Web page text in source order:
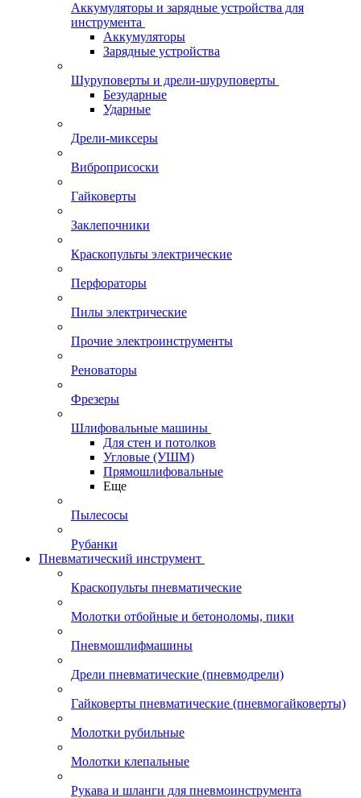
Аккумуляторы и зарядные устройства для
инструмента
Аккумуляторы
Зарядные устройства
Шуруповерты и дрели-шуруповерты
Безударные
Ударные
Дрели-миксеры
Виброприсоски
Гайковерты
Заклепочники
Краскопульты электрические
Перфораторы
Пилы электрические
Прочие электроинструменты
Реноваторы
Фрезеры
Шлифовальные машины
Для стен и потолков
Угловые (УШМ)
Прямошлифовальные
Еще
Пылесосы
Рубанки
Пневматический инструмент
Краскопульты пневматические
Молотки отбойные и бетоноломы, пики
Пневмошлифмашины
Дрели пневматические (пневмодрели)
Гайковерты пневматические (пневмогайковерты)
Молотки рубильные
Молотки клепальные
Рукава и шланги для пневмоинструмента